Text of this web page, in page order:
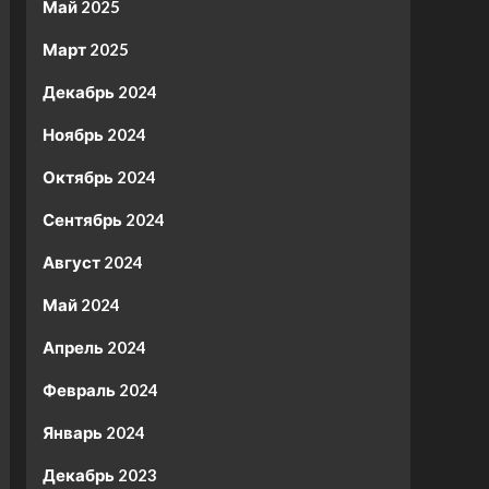
Май 2025
Март 2025
Декабрь 2024
Ноябрь 2024
Октябрь 2024
Сентябрь 2024
Август 2024
Май 2024
Апрель 2024
Февраль 2024
Январь 2024
Декабрь 2023